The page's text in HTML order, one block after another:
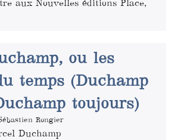
aux Nouvelles éditions Place,
ou les
temps (Duchamp
toujours)
Rongier
Duchamp